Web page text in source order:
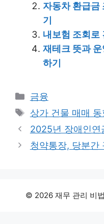
자동차 환급금
기
내보험 조회로
재테크 뜻과
하기
Categories
금융
Tags
상가 건물 매매 동
2025년 장애인연
청약통장, 당분간
© 2026 재무 관리 비법